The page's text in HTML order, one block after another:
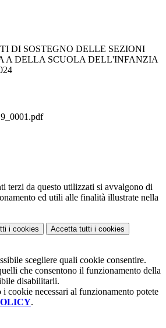
DI SOSTEGNO DELLE SEZIONI
A DELLA SCUOLA DELL'INFANZIA
terzi da questo utilizzati si avvalgono di
ed utili alle finalità illustrate nella
i cookies Accetta tutti i cookies
scegliere quali cookie consentire.
che consentono il funzionamento della
disabilitarli.
i cookie necessari al funzionamento potete
.